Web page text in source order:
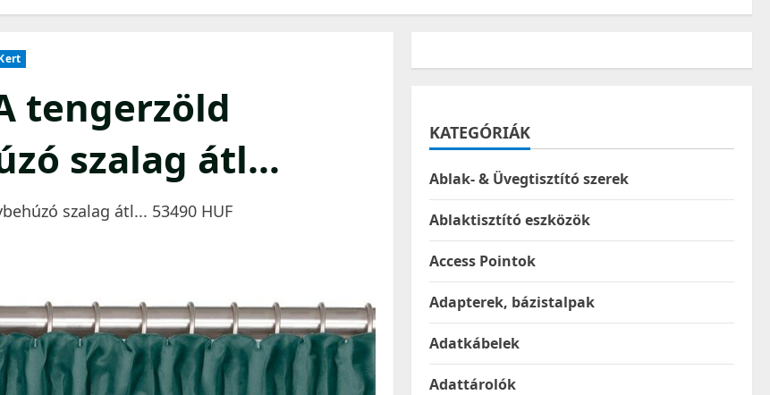
tengerzöld
szalag átl…
szalag átl... 53490 HUF
KATEGÓRIÁK
Ablak- & Üvegtisztító szerek
Ablaktisztító eszközök
Access Pointok
Adapterek, bázistalpak
Adatkábelek
Adattárolók